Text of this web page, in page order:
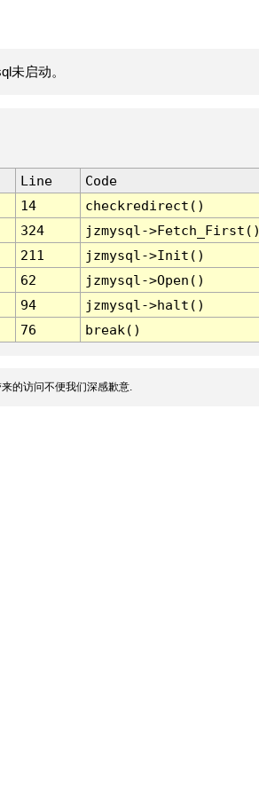
未启动。
Line
Code
14
checkredirect()
324
jzmysql-
211
jzmysql->Init()
62
jzmysql->Open()
94
jzmysql->halt()
76 break()
的访问不便我们深感歉意.